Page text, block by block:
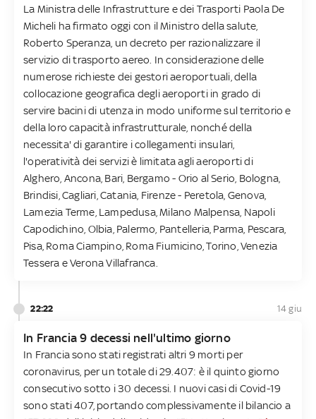
La Ministra delle Infrastrutture e dei Trasporti Paola De
Micheli ha firmato oggi con il Ministro della salute,
Roberto Speranza, un decreto per razionalizzare il
servizio di trasporto aereo. In considerazione delle
numerose richieste dei gestori aeroportuali, della
collocazione geografica degli aeroporti in grado di
servire bacini di utenza in modo uniforme sul territorio e
della loro capacità infrastrutturale, nonché della
necessita' di garantire i collegamenti insulari,
l'operatività dei servizi è limitata agli aeroporti di
Alghero, Ancona, Bari, Bergamo - Orio al Serio, Bologna,
Brindisi, Cagliari, Catania, Firenze - Peretola, Genova,
Lamezia Terme, Lampedusa, Milano Malpensa, Napoli
Capodichino, Olbia, Palermo, Pantelleria, Parma, Pescara,
Pisa, Roma Ciampino, Roma Fiumicino, Torino, Venezia
Tessera e Verona Villafranca.
22:22 14 giu
In Francia 9 decessi nell'ultimo giorno
In Francia sono stati registrati altri 9 morti per
coronavirus, per un totale di 29.407: è il quinto giorno
consecutivo sotto i 30 decessi. I nuovi casi di Covid-19
sono stati 407, portando complessivamente il bilancio a